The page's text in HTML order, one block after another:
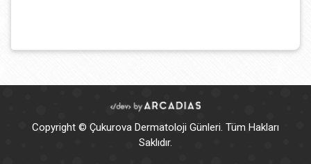
Copyright © Çukurova Dermatoloji Günleri. Tüm Hakları
Saklıdır.